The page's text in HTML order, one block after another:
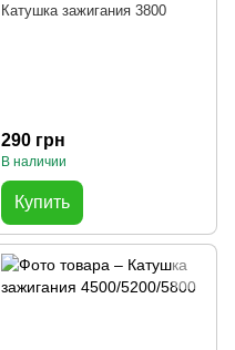
Катушка зажигания 3800
290 грн
В наличии
Купить